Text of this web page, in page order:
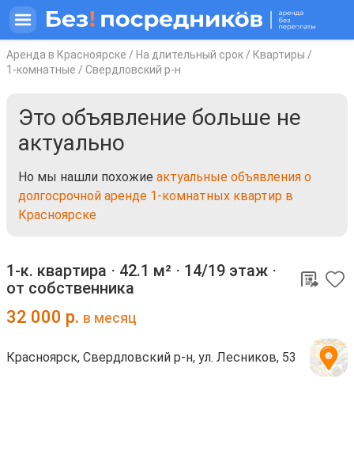
Аренда в Красноярске / На длительный срок / Квартиры /
1-комнатные / Свердловский р-н
Это объявление больше не
актуально
Но мы нашли похожие актуальные объявления о
долгосрочной аренде 1-комнатных квартир в
Красноярске
1-к. квартира ⋅ 42.1 м² ⋅ 14/19 этаж ⋅
от собственника
32 000 р. в месяц
Красноярск, Свердловский р-н, ул. Лесников, 53